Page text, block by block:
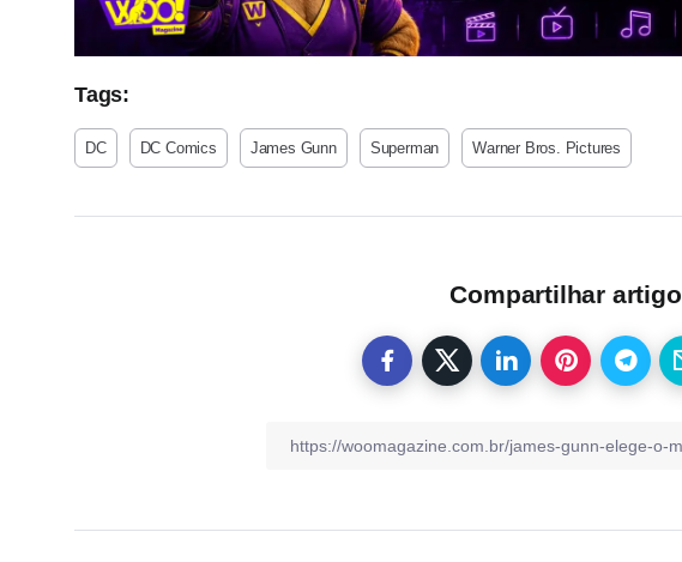
Tags:
DC DC Comics James Gunn Superman Warner Bros. Pictures
Compartilhar artigo